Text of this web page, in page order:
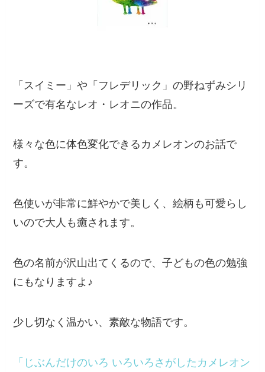
「スイミー」や「フレデリック」の野ねずみシリ
ーズで有名なレオ・レオニの作品。
様々な色に体色変化できるカメレオンのお話で
す。
色使いが非常に鮮やかで美しく、絵柄も可愛らし
いので大人も癒されます。
色の名前が沢山出てくるので、子どもの色の勉強
にもなりますよ♪
少し切なく温かい、素敵な物語です。
「じぶんだけのいろ いろいろさがしたカメレオン